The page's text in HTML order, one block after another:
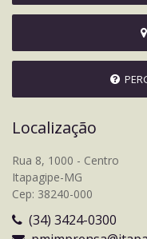
Localização
Rua 8, 1000 - Centro
Itapagipe-MG
Cep: 38240-000
(34) 3424-0300